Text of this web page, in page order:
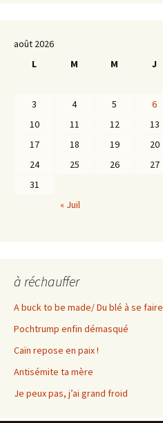
août 2026
L
M M J
3
4 5 6
10
11 12 13
17
18 19 20
24
25 26 27
31
« Juil
à réchauffer
A buck to be made/ Du blé à se faire
Pochtrump enfin démasqué
Caïn repose en paix !
Antisémite ta mère
Je peux pas, j’ai grand froid